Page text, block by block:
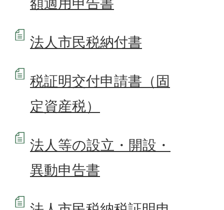
額適用申告書
法人市民税納付書
税証明交付申請書（固
定資産税）
法人等の設立・開設・
異動申告書